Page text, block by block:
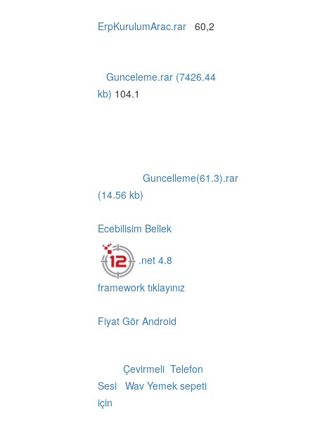
ErpKurulumArac.rar 60,2
Gunceleme.rar (7426.44
kb) 104.1
Guncelleme(61.3).rar
(14.56 kb)
Ecebilisim Bellek
.net 4.8
framework tıklayınız
Fiyat Gör Android
Çevirmeli Telefon
Sesi Wav Yemek sepeti
için